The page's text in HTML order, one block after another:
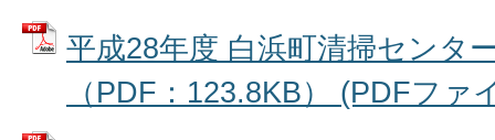
平成28年度 白浜町清掃センタ
（PDF：123.8KB） (PDFファ